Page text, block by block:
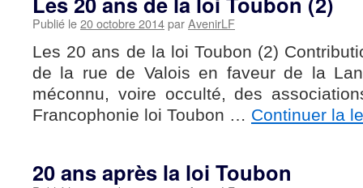
Publié le20 octobre 2014parAvenirLF
Les 20 ans de la loi Toubon (2)
de la rue de Valois en faveur de la
méconnu, voire occulté, des
Francophonie loi Toubon … Continuer la
20 ans après la loi Toubon